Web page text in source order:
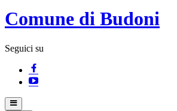
Comune di Budoni
Seguici su